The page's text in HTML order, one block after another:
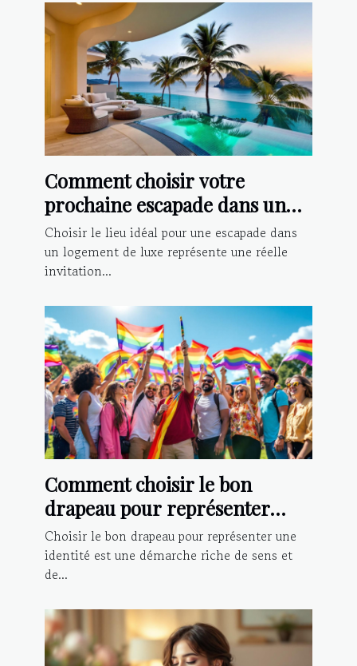
Comment choisir votre
prochaine escapade dans un
logement de luxe ?
Choisir le lieu idéal pour une escapade dans
un logement de luxe représente une réelle
invitation...
Comment choisir le bon
drapeau pour représenter
votre identité?
Choisir le bon drapeau pour représenter une
identité est une démarche riche de sens et
de...